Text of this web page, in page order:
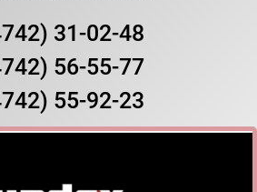
31-02-48
56-55-77
55-92-23